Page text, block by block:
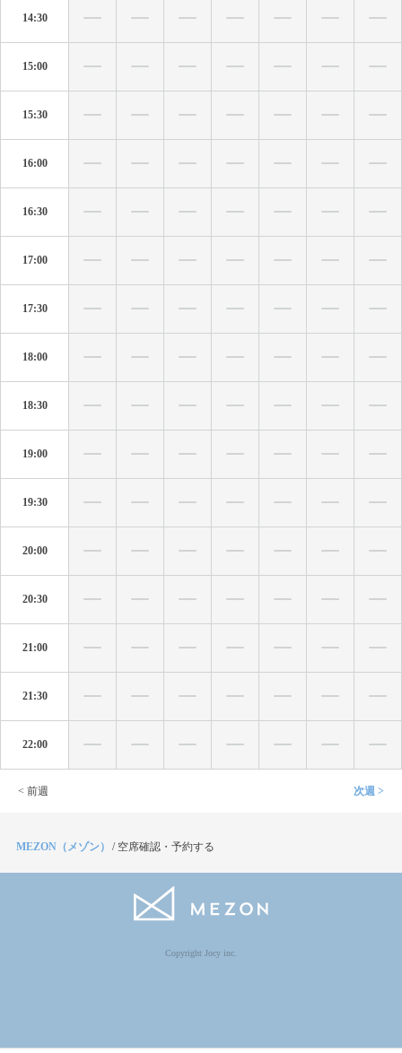
14:30
15:00
15:30
16:00
16:30
17:00
17:30
18:00
18:30
19:00
19:30
20:00
20:30
21:00
21:30
22:00
< 前週 次週 >
MEZON（メゾン） / 空席確認・予約する
Copyright Jocy inc.